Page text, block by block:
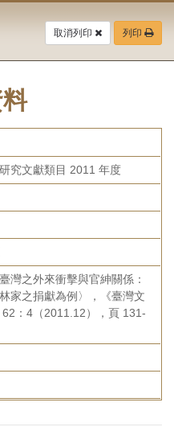
取消列印 列印
究文獻類目 2011 年度
臺灣之外來衝擊與官紳關係：
家之捐獻為例〉，《臺灣文
62：4（2011.12），頁 131-